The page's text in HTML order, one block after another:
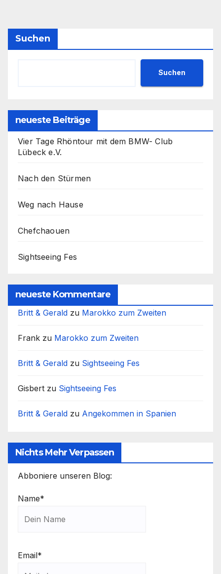
Suchen
Suchen
neueste Beiträge
Vier Tage Rhöntour mit dem BMW- Club
Lübeck e.V.
Nach den Stürmen
Weg nach Hause
Chefchaouen
Sightseeing Fes
neueste Kommentare
Britt & Gerald zu Marokko zum Zweiten
Frank zu Marokko zum Zweiten
Britt & Gerald zu Sightseeing Fes
Gisbert zu Sightseeing Fes
Britt & Gerald zu Angekommen in Spanien
Nichts Mehr Verpassen
Abboniere unseren Blog:
Name*
Email*